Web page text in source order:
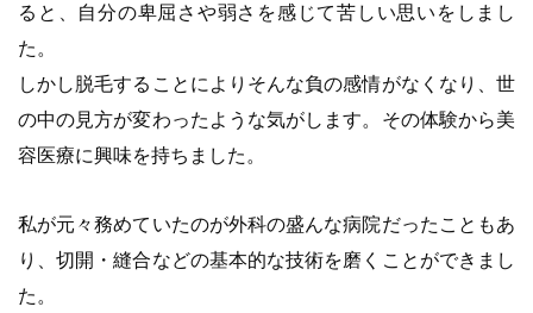
ると、自分の卑屈さや弱さを感じて苦しい思いをしまし
た。
しかし脱毛することによりそんな負の感情がなくなり、世
の中の見方が変わったような気がします。その体験から美
容医療に興味を持ちました。
私が元々務めていたのが外科の盛んな病院だったこともあ
り、切開・縫合などの基本的な技術を磨くことができまし
た。